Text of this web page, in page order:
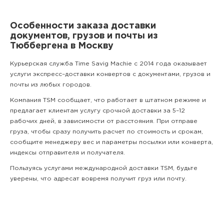
Особенности заказа доставки
документов, грузов и почты из
Тюббергена в Москву
Курьерская служба Time Savig Machie с 2014 года оказывает
услуги экспресс–доставки конвертов с документами, грузов и
почты из любых городов.
Компания TSM сообщает, что работает в штатном режиме и
предлагает клиентам услугу срочной доставки за 5–12
рабочих дней, в зависимости от расстояния. При отправе
груза, чтобы сразу получить расчет по стоимость и срокам,
сообщите менеджеру вес и параметры посылки или конверта,
индексы отправителя и получателя.
Пользуясь услугами международной доставки TSM, будьте
уверены, что адресат вовремя получит груз или почту.